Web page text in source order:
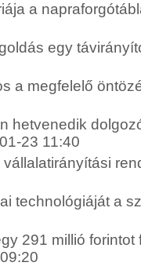
a
egy
a megfelelő
hetvenedik
23 11:40
technológiáját a
291 millió